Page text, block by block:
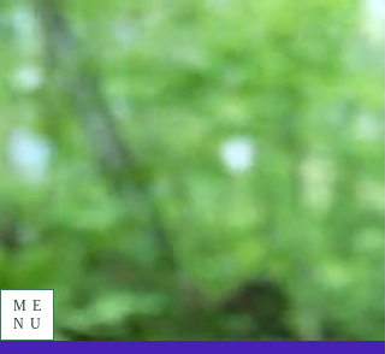
ME
NU